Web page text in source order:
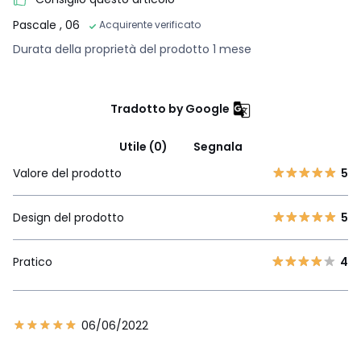
Pascale , 06 Acquirente verificato
Durata della proprietà del prodotto 1 mese
Tradotto by Google
Utile (0)
Segnala
Valore del prodotto
5
Design del prodotto 5
Pratico 4
06/06/2022